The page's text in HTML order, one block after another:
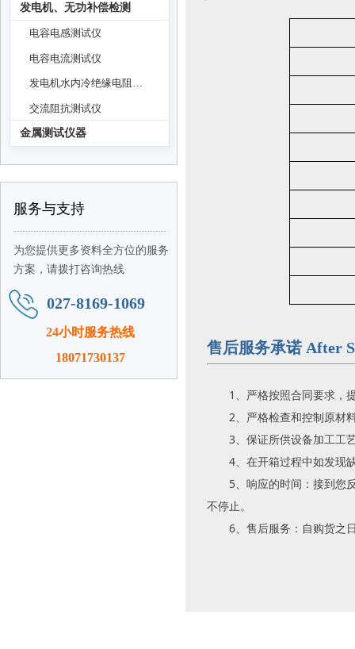
售后服务承诺 After
1、严格按照合同要求，
2、严格检查和控制原材
3、保证所供设备加工工
4、在开箱过程中如发现
5、响应的时间：接到您
不停止。
6、售后服务：自购货之
发电机、无功补偿检测
电容电感测试仪
电容电流测试仪
发电机水内冷绝缘电阻测试仪
交流阻抗测试仪
金属测试仪器
服务与支持
为您提供更多资料全方位的服务
方案， 请拨打咨询热线
027-8169-1069
24小时服务热线
18071730137